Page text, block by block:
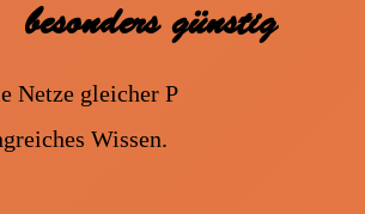
besonders günstig
* Handy und Festnetz gleicher
Wissen.